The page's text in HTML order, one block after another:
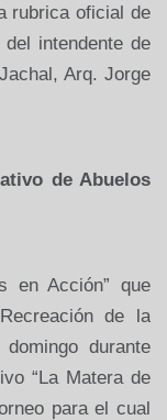
rubrica oficial de
intendente de
Arq. Jorge
de Abuelos
en Acción” que
Recreación de la
durante
“La Matera de
para el cual